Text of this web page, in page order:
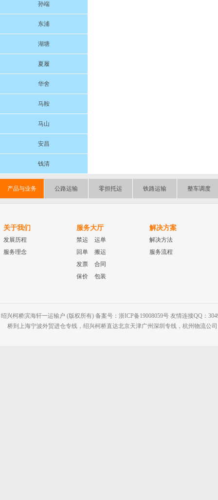
孙端
东浦
湖塘
夏履
华舍
马鞍
马山
安昌
钱清
产品与业务 公路运输 零担托运 铁路运输 整车调度
关于我们
发展历程
服务理念
服务大厅
禁运
运单
回单
搬运
发票
合同
保价
包装
解决方案
解决方法
服务流程
绍兴柯桥滨海轩一运输户 (版权所有) 备案号：浙ICP备19008059号 友情连接QQ：
桥到上海宁波外贸进仓专线，绍兴柯桥直达北京天津广州深圳专线，杭州物流公